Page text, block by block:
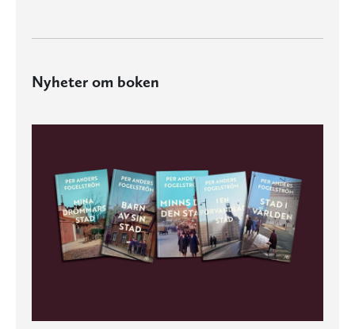
Nyheter om boken